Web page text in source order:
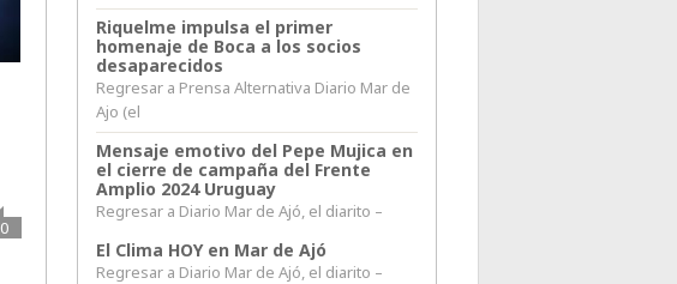
0
Riquelme impulsa el primer
homenaje de Boca a los socios
desaparecidos
Regresar a Prensa Alternativa Diario Mar de
Ajo (el
Mensaje emotivo del Pepe Mujica en
el cierre de campaña del Frente
Amplio 2024 Uruguay
Regresar a Diario Mar de Ajó, el diarito –
El Clima HOY en Mar de Ajó
Regresar a Diario Mar de Ajó, el diarito –